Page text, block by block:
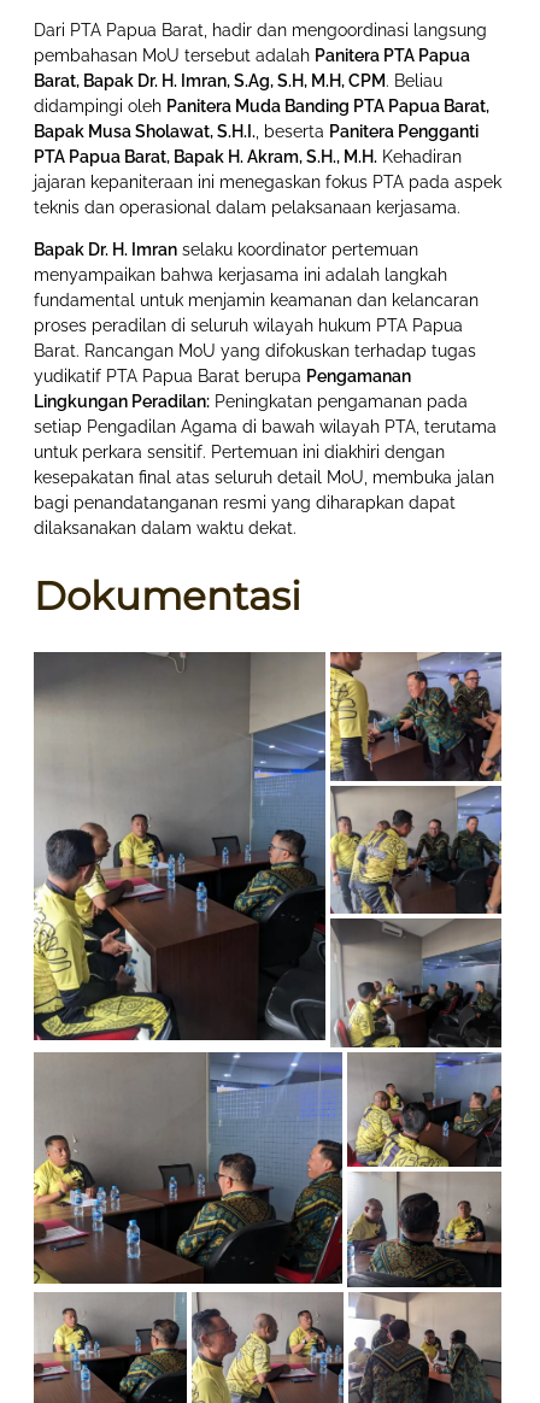
Dari PTA Papua Barat, hadir dan mengoordinasi langsung
pembahasan MoU tersebut adalah Panitera PTA Papua
Barat, Bapak Dr. H. Imran, S.Ag, S.H, M.H, CPM. Beliau
didampingi oleh Panitera Muda Banding PTA Papua Barat,
Bapak Musa Sholawat, S.H.I. , beserta Panitera Pengganti
PTA Papua Barat, Bapak H. Akram, S.H., M.H. Kehadiran
jajaran kepaniteraan ini menegaskan fokus PTA pada aspek
teknis dan operasional dalam pelaksanaan kerjasama.
Bapak Dr. H. Imran selaku koordinator pertemuan
menyampaikan bahwa kerjasama ini adalah langkah
fundamental untuk menjamin keamanan dan kelancaran
proses peradilan di seluruh wilayah hukum PTA Papua
Barat. Rancangan MoU yang difokuskan terhadap tugas
yudikatif PTA Papua Barat berupa Pengamanan
Lingkungan Peradilan: Peningkatan pengamanan pada
setiap Pengadilan Agama di bawah wilayah PTA, terutama
untuk perkara sensitif. Pertemuan ini diakhiri dengan
kesepakatan final atas seluruh detail MoU, membuka jalan
bagi penandatanganan resmi yang diharapkan dapat
dilaksanakan dalam waktu dekat.
Dokumentasi